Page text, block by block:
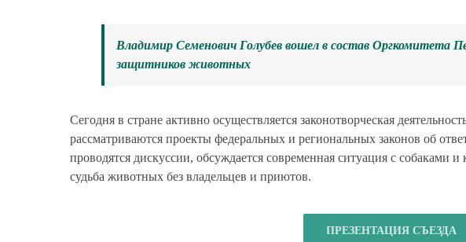
Владимир Семенович Голубев вошел в состав Оргкомитета
защитников животных
Сегодня в стране активно осуществляется законотворческая
рассматриваются проекты федеральных и региональных законов об
проводятся дискуссии, обсуждается современная ситуация с собаками
судьба животных без владельцев и приютов.
ПРЕЗЕНТАЦИЯ СЪЕЗДА